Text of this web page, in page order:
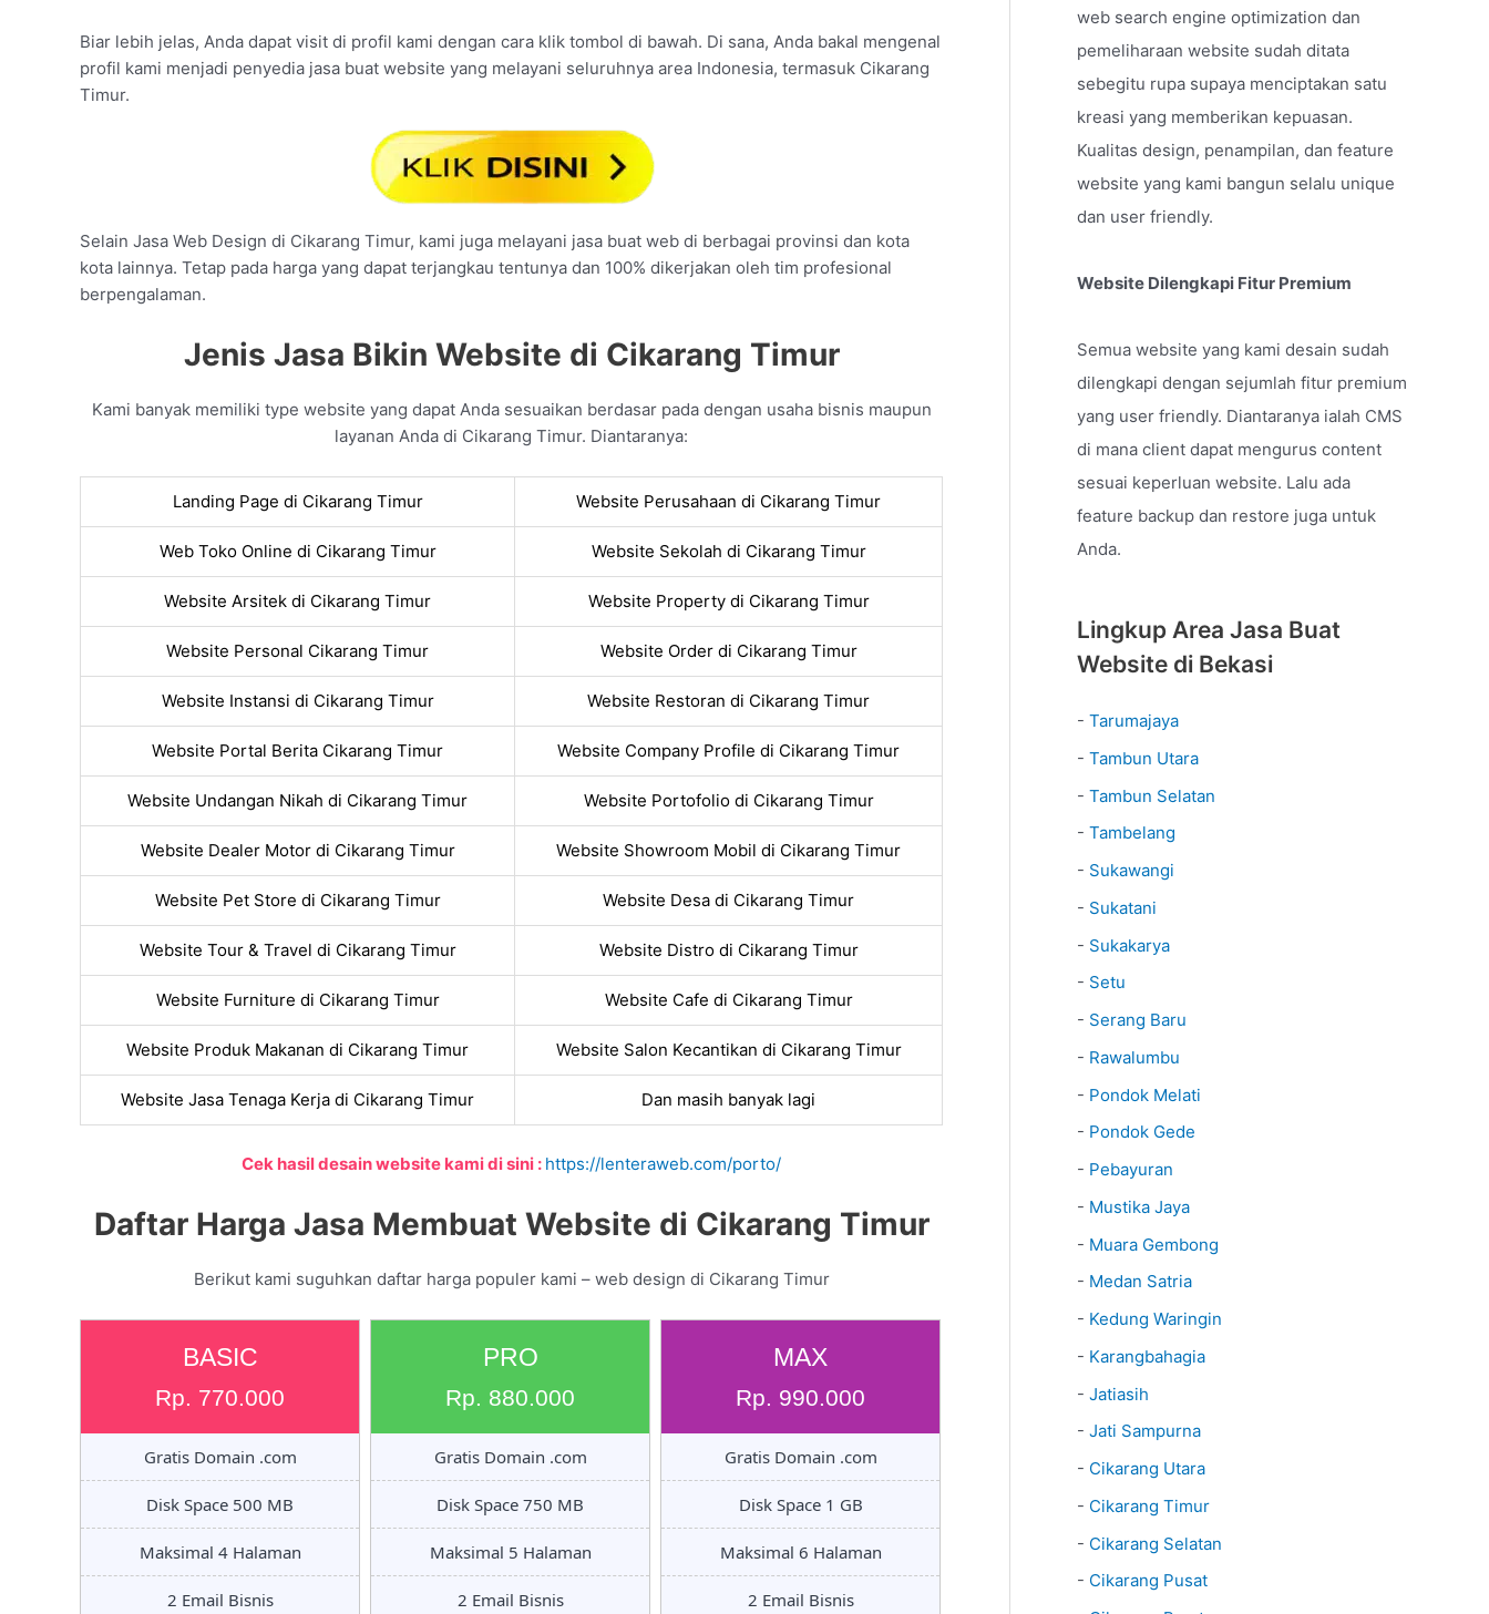
Biar lebih jelas, Anda dapat visit di profil kami dengan cara klik tombol di bawah. Di sana, Anda bakal mengenal
profil kami menjadi penyedia jasa buat website yang melayani seluruhnya area Indonesia, termasuk Cikarang
Timur.
Selain Jasa Web Design di Cikarang Timur, kami juga melayani jasa buat web di berbagai provinsi dan kota
kota lainnya. Tetap pada harga yang dapat terjangkau tentunya dan 100% dikerjakan oleh tim profesional
berpengalaman.
Jenis Jasa Bikin Website di Cikarang Timur
Kami banyak memiliki type website yang dapat Anda sesuaikan berdasar pada dengan usaha bisnis maupun
layanan Anda di Cikarang Timur. Diantaranya:
Landing Page di Cikarang Timur Website Perusahaan di Cikarang Timur
Web Toko Online di Cikarang Timur Website Sekolah di Cikarang Timur
Website Arsitek di Cikarang Timur Website Property di Cikarang Timur
Website Personal Cikarang Timur Website Order di Cikarang Timur
Website Instansi di Cikarang Timur Website Restoran di Cikarang Timur
Website Portal Berita Cikarang Timur Website Company Profile di Cikarang Timur
Website Undangan Nikah di Cikarang Timur Website Portofolio di Cikarang Timur
Website Dealer Motor di Cikarang Timur Website Showroom Mobil di Cikarang Timur
Website Pet Store di Cikarang Timur Website Desa di Cikarang Timur
Website Tour & Travel di Cikarang Timur Website Distro di Cikarang Timur
Website Furniture di Cikarang Timur Website Cafe di Cikarang Timur
Website Produk Makanan di Cikarang Timur Website Salon Kecantikan di Cikarang Timur
Website Jasa Tenaga Kerja di Cikarang Timur Dan masih banyak lagi
Cek hasil desain website kami di sini : https://lenteraweb.com/porto/
Daftar Harga Jasa Membuat Website di Cikarang Timur
Berikut kami suguhkan daftar harga populer kami – web design di Cikarang Timur
BASIC
Rp. 770.000
Gratis Domain .com
Disk Space 500 MB
Maksimal 4 Halaman
2 Email Bisnis
PRO
Rp. 880.000
Gratis Domain .com
Disk Space 750 MB
Maksimal 5 Halaman
2 Email Bisnis
MAX
Rp. 990.000
Gratis Domain .com
Disk Space 1 GB
Maksimal 6 Halaman
2 Email Bisnis
web search engine optimization dan
pemeliharaan website sudah ditata
sebegitu rupa supaya menciptakan satu
kreasi yang memberikan kepuasan.
Kualitas design, penampilan, dan feature
website yang kami bangun selalu unique
dan user friendly.
Website Dilengkapi Fitur Premium
Semua website yang kami desain sudah
dilengkapi dengan sejumlah fitur premium
yang user friendly. Diantaranya ialah CMS
di mana client dapat mengurus content
sesuai keperluan website. Lalu ada
feature backup dan restore juga untuk
Anda.
Lingkup Area Jasa Buat
Website di Bekasi
- Tarumajaya
- Tambun Utara
- Tambun Selatan
- Tambelang
- Sukawangi
- Sukatani
- Sukakarya
- Setu
- Serang Baru
- Rawalumbu
- Pondok Melati
- Pondok Gede
- Pebayuran
- Mustika Jaya
- Muara Gembong
- Medan Satria
- Kedung Waringin
- Karangbahagia
- Jatiasih
- Jati Sampurna
- Cikarang Utara
- Cikarang Timur
- Cikarang Selatan
- Cikarang Pusat